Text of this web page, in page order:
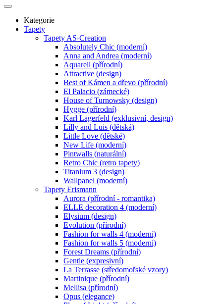
Kategorie
Tapety
Tapety AS-Creation
Absolutely Chic (moderní)
Anna and Andrea (moderní)
Aquarell (přírodní)
Attractive (design)
Best of Kámen a dřevo (přírodní)
El Palacio (zámecké)
House of Turnowsky (design)
Hygge (přírodní)
Karl Lagerfeld (exklusivní, design)
Lilly and Luis (dětská)
Little Love (dětské)
New Life (moderní)
Pintwalls (naturální)
Retro Chic (retro tapety)
Titanium 3 (design)
Wallpanel (moderní)
Tapety Erismann
Aurora (přírodní - romantika)
ELLE decoration 4 (moderní)
Elysium (design)
Evolution (přírodní)
Fashion for walls 4 (moderní)
Fashion for walls 5 (moderní)
Forest Dreams (přírodní)
Gentle (expresivní)
La Terrasse (středomořské vzory)
Martinique (přírodní)
Mellisa (přírodní)
Opus (elegance)